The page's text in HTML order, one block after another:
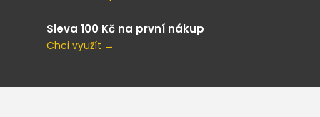
Sleva 100 Kč na první nákup
Chci využít →